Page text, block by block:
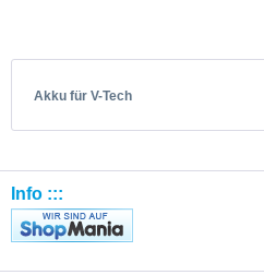
Akku für V-Tech
Info :::